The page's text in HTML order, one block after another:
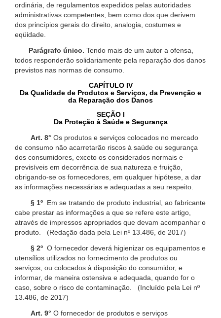
ordinária, de regulamentos expedidos pelas autoridades
administrativas competentes, bem como dos que derivem
dos princípios gerais do direito, analogia, costumes e
eqüidade.
Parágrafo único. Tendo mais de um autor a ofensa,
todos responderão solidariamente pela reparação dos danos
previstos nas normas de consumo.
CAPÍTULO IV
Da Qualidade de Produtos e Serviços, da Prevenção e
da Reparação dos Danos
SEÇÃO I
Da Proteção à Saúde e Segurança
Art. 8° Os produtos e serviços colocados no mercado
de consumo não acarretarão riscos à saúde ou segurança
dos consumidores, exceto os considerados normais e
previsíveis em decorrência de sua natureza e fruição,
obrigando-se os fornecedores, em qualquer hipótese, a dar
as informações necessárias e adequadas a seu respeito.
§ 1º Em se tratando de produto industrial, ao fabricante
cabe prestar as informações a que se refere este artigo,
através de impressos apropriados que devam acompanhar o
produto. (Redação dada pela Lei nº 13.486, de 2017)
§ 2º O fornecedor deverá higienizar os equipamentos e
utensílios utilizados no fornecimento de produtos ou
serviços, ou colocados à disposição do consumidor, e
informar, de maneira ostensiva e adequada, quando for o
caso, sobre o risco de contaminação. (Incluído pela Lei nº
13.486, de 2017)
Art. 9° O fornecedor de produtos e serviços